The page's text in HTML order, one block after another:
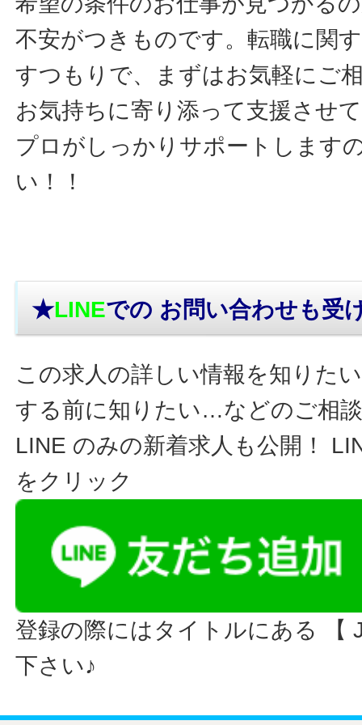
不安がつきものです。転職に関
すつもりで、まずはお気軽にご
お気持ちに寄り添って支援させ
プロがしっかりサポートします
い！！
★LINEでの お問い合わせも受
この求人の詳しい情報を知りた
する前に知りたい…などのご相
LINE のみの新着求人も公開！
をクリック
登録の際にはタイトルにある 【
下さい♪